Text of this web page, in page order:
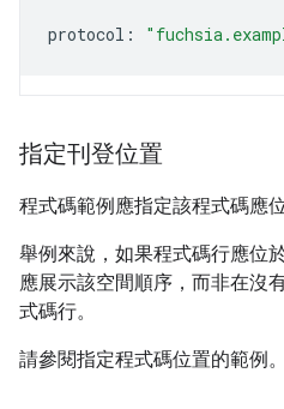
protocol :
指定刊登位置
程式碼範例應指定該程式碼應
舉例來說，如果程式碼行應位
應展示該空間順序，而非在沒
式碼行。
請參閱指定程式碼位置的範例。